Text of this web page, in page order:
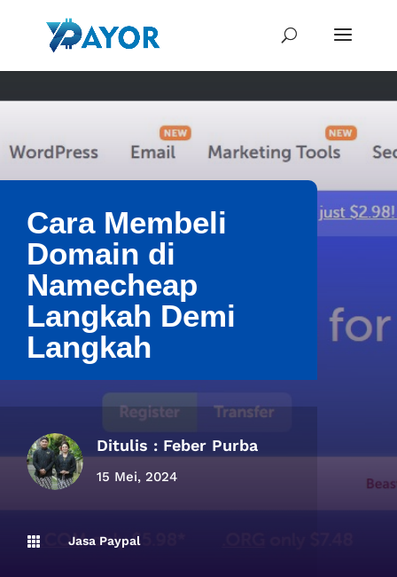
Cara Membeli
Domain di
Namecheap
Langkah Demi
Langkah
Ditulis : Feber Purba
15 Mei, 2024
 Jasa Paypal